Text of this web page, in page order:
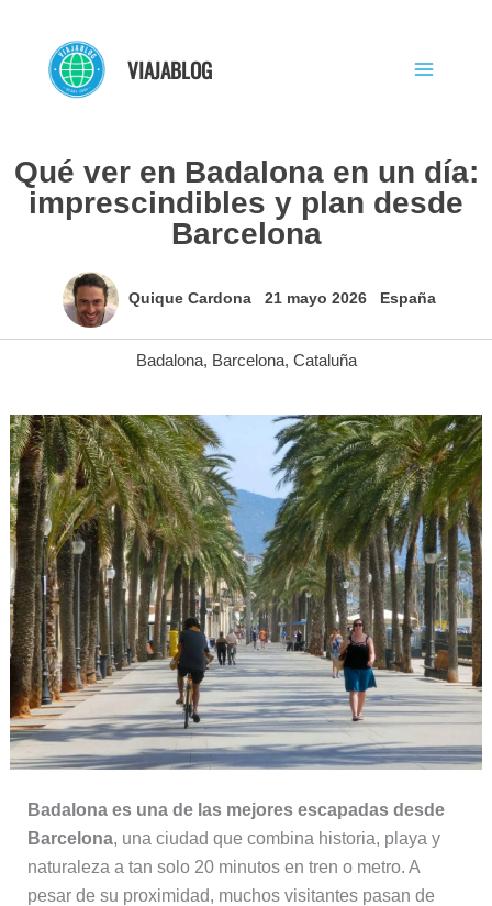
contenido
VIAJABLOG
Qué ver en Badalona en un día:
imprescindibles y plan desde
Barcelona
Quique Cardona 21 mayo 2026 España
Badalona, Barcelona, Cataluña
Badalona es una de las mejores escapadas desde
Barcelona, una ciudad que combina historia, playa y
naturaleza a tan solo 20 minutos en tren o metro. A
pesar de su proximidad, muchos visitantes pasan de